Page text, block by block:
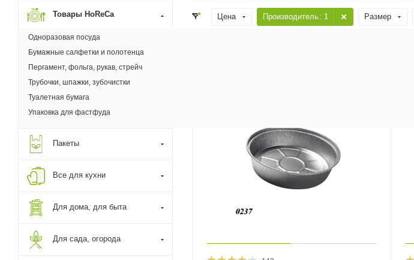
Цена Производитель: 1 Размер
Товары HoReCa
Одноразовая посуда
Бумажные салфетки и полотенца
Пергамент, фольга, рукав, стрейч
Трубочки, шпажки, зубочистки
Туалетная бумага
Упаковка для фастфуда
Пакеты
Все для кухни
Для дома, для быта
Для сада, огорода